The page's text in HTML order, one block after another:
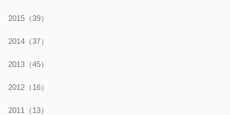
2015 （39）
2014 （37）
2013 （45）
2012 （16）
2011 （13）